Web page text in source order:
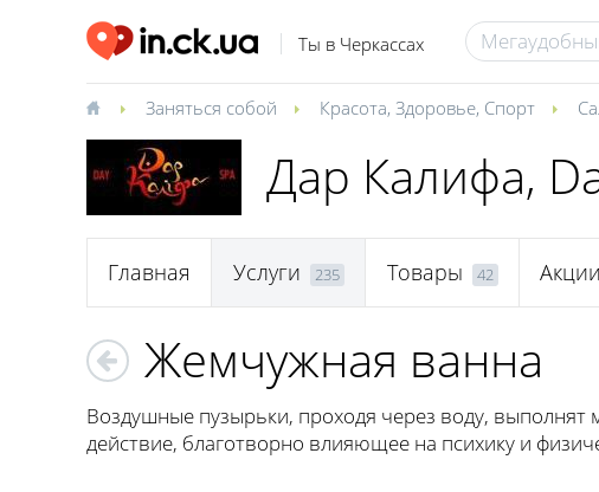
Ты в Черкассах
Заняться собой Красота, Здоровье, Спорт
Дар Калифа,
Главная Услуги 235 Товары 42 Акции
Жемчужная ванна
Воздушные пузырьки, проходя через воду, выполнят
действие, благотворно влияющее на психику и